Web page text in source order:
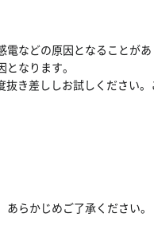
などの原因となることがあ
なります。
き差ししお試しください
らかじめご了承ください。